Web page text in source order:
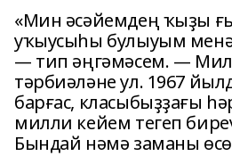
«Мин әсәйемдең ҡыҙы
уҡыусыһы булыуым
— тип әңгәмәсем. —
тәрбиәләне ул. 1967
барғас, класыбыҙҙағы
милли кейем тегеп
Бындай нәмә заманы